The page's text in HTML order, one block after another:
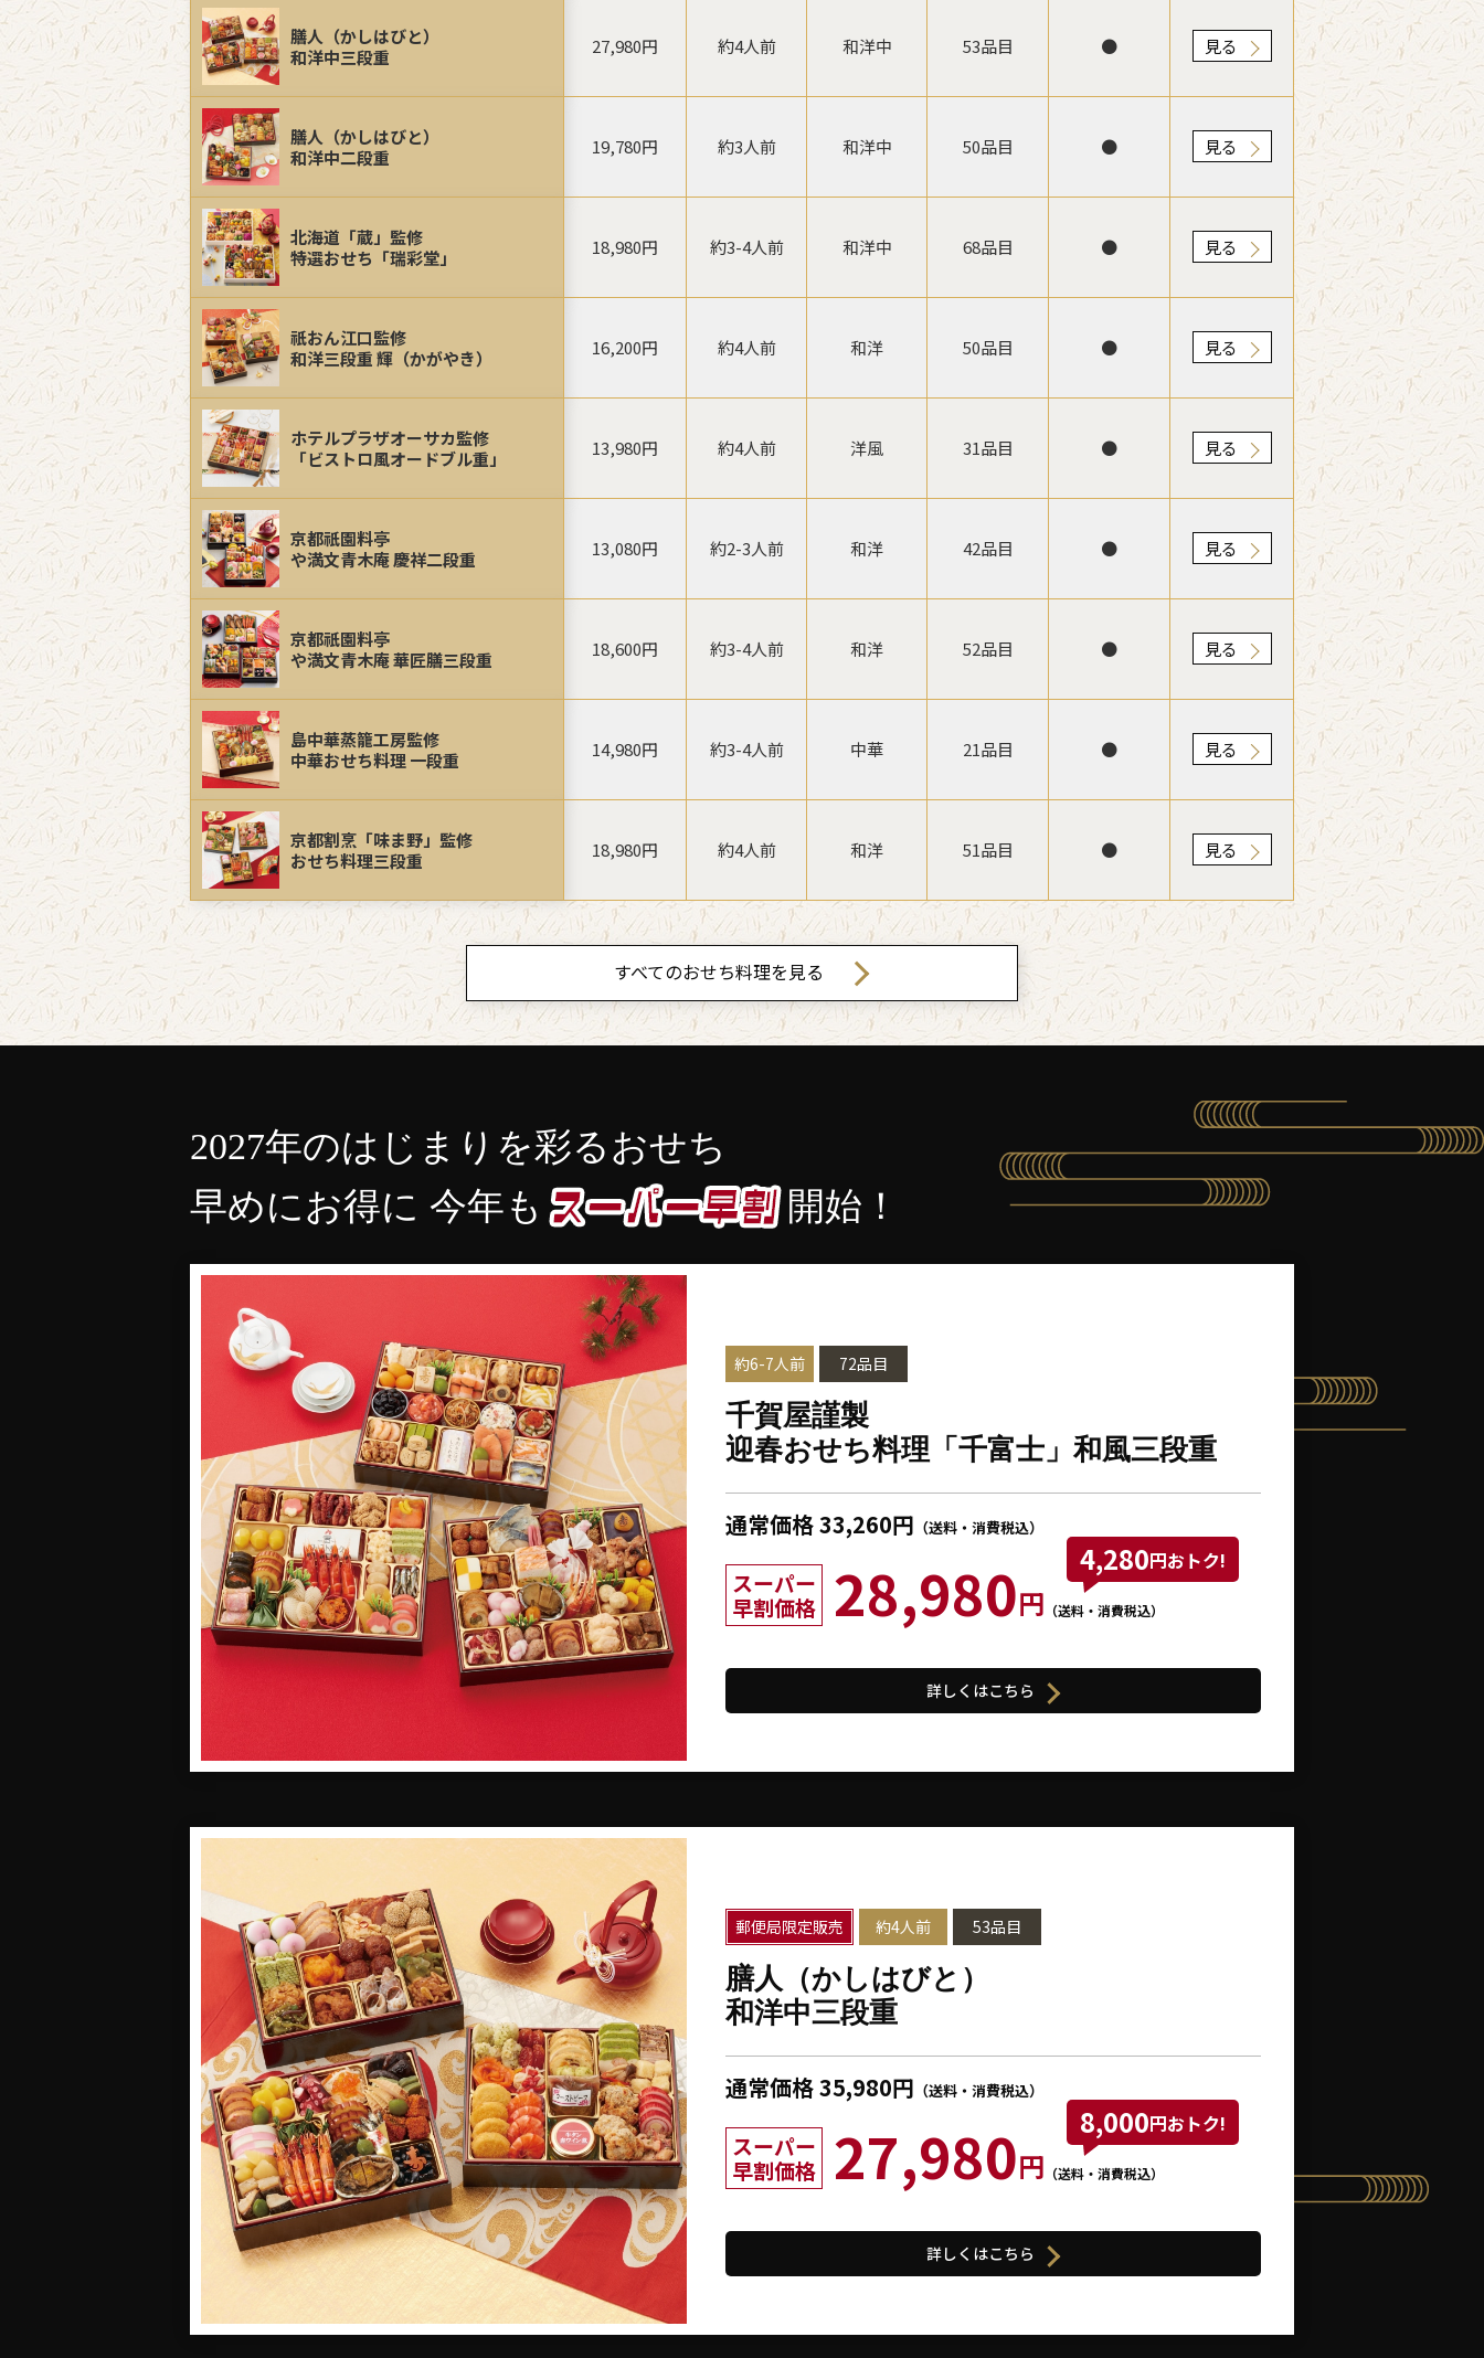
膳人（かしはびと）
和洋中三段重
27,980円 約4人前 和洋中 53品目 ● 見る
膳人（かしはびと）
和洋中二段重
19,780円 約3人前 和洋中 50品目 ● 見る
北海道「蔵」監修
特選おせち「瑞彩堂」
18,980円 約3-4人前 和洋中 68品目 ● 見る
祇おん江口監修
和洋三段重 輝（かがやき）
16,200円 約4人前 和洋 50品目 ● 見る
ホテルプラザオーサカ監修
「ビストロ風オードブル重」
13,980円 約4人前 洋風 31品目 ● 見る
京都祇園料亭
や満文青木庵 慶祥二段重
13,080円 約2-3人前 和洋 42品目 ● 見る
京都祇園料亭
や満文青木庵 華匠膳三段重
18,600円 約3-4人前 和洋 52品目 ● 見る
島中華蒸籠工房監修
中華おせち料理 一段重
14,980円 約3-4人前 中華 21品目 ● 見る
京都割烹「味ま野」監修
おせち料理三段重
18,980円 約4人前 和洋 51品目 ● 見る
すべてのおせち料理を見る
2027年のはじまりを彩るおせち
早めにお得に 今年も
開始！
約6-7人前 72品目
千賀屋謹製
迎春おせち料理「千富士」和風三段重
通常価格 33,260円 （送料・消費税込）
4,280円おトク!
スーパー
早割価格
28,980円 （送料・消費税込）
詳しくはこちら
郵便局限定販売 約4人前 53品目
膳人（かしはびと）
和洋中三段重
通常価格 35,980円 （送料・消費税込）
8,000円おトク!
スーパー
早割価格
27,980円 （送料・消費税込）
詳しくはこちら